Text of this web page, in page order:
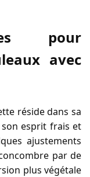
pour
avec
réside dans sa
son esprit frais et
ajustements
par de
plus végétale